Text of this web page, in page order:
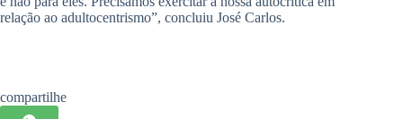
relação ao adultocentrismo”, concluiu José Carlos.
compartilhe